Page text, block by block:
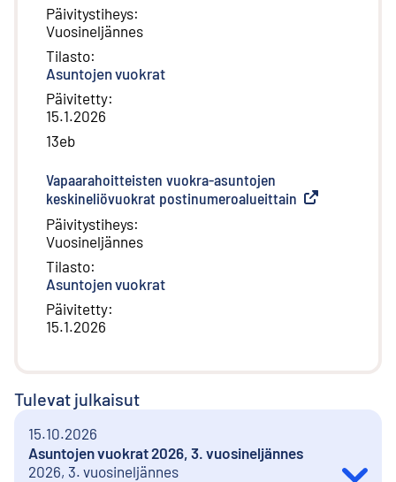
Päivitystiheys:
Vuosineljännes
Tilasto:
Asuntojen vuokrat
Päivitetty:
15.1.2026
13eb
Vapaarahoitteisten vuokra-asuntojen
keskineliövuokrat postinumeroalueittain Ulkoinen linkki
Päivitystiheys:
Vuosineljännes
Tilasto:
Asuntojen vuokrat
Päivitetty:
15.1.2026
Tulevat julkaisut
15.10.2026
Asuntojen vuokrat 2026, 3. vuosineljännes
2026, 3. vuosineljännes